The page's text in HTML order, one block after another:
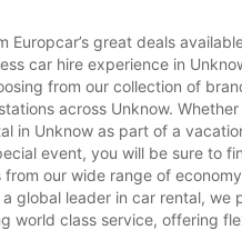
Europcar’s great deals
car hire experience in
from our collection of
across Unknow.
in Unknow as part of a
event, you will be sure to
from our wide range of
a global leader in car rental, we
world class service, offering